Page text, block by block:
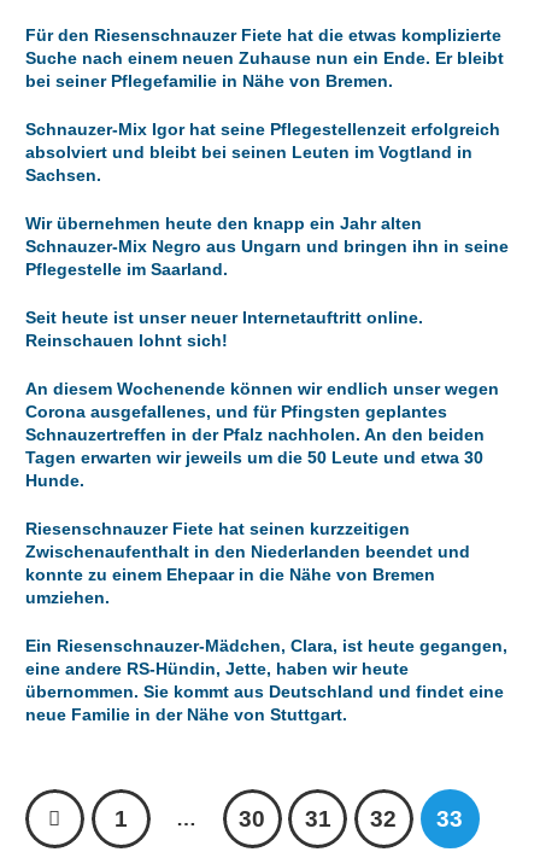
Für den Riesenschnauzer Fiete hat die etwas komplizierte
Suche nach einem neuen Zuhause nun ein Ende. Er bleibt
bei seiner Pflegefamilie in Nähe von Bremen.
Schnauzer-Mix Igor hat seine Pflegestellenzeit erfolgreich
absolviert und bleibt bei seinen Leuten im Vogtland in
Sachsen.
Wir übernehmen heute den knapp ein Jahr alten
Schnauzer-Mix Negro aus Ungarn und bringen ihn in seine
Pflegestelle im Saarland.
Seit heute ist unser neuer Internetauftritt online.
Reinschauen lohnt sich!
An diesem Wochenende können wir endlich unser wegen
Corona ausgefallenes, und für Pfingsten geplantes
Schnauzertreffen in der Pfalz nachholen. An den beiden
Tagen erwarten wir jeweils um die 50 Leute und etwa 30
Hunde.
Riesenschnauzer Fiete hat seinen kurzzeitigen
Zwischenaufenthalt in den Niederlanden beendet und
konnte zu einem Ehepaar in die Nähe von Bremen
umziehen.
Ein Riesenschnauzer-Mädchen, Clara, ist heute gegangen,
eine andere RS-Hündin, Jette, haben wir heute
übernommen. Sie kommt aus Deutschland und findet eine
neue Familie in der Nähe von Stuttgart.
1 … 30 31 32 33